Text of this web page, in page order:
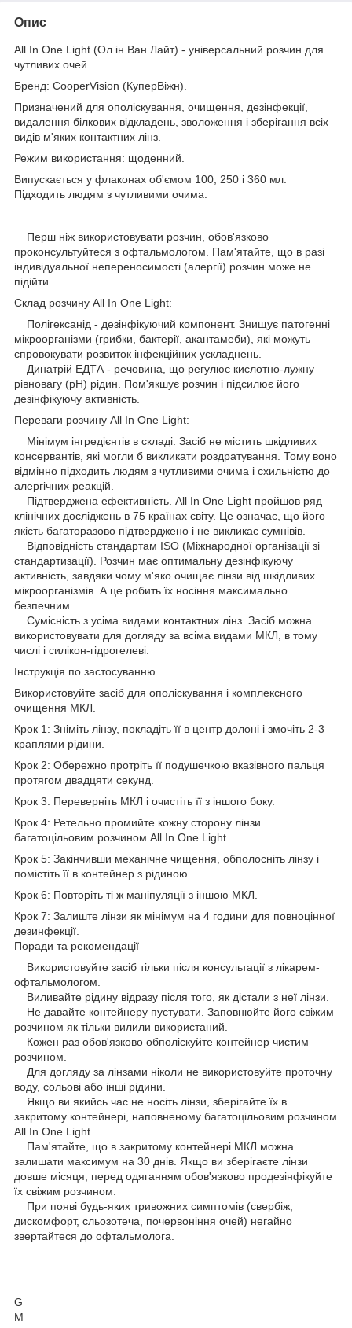
Опис
All In One Light (Ол ін Ван Лайт) - універсальний розчин для
чутливих очей.
Бренд: CooperVision (КуперВіжн).
Призначений для ополіскування, очищення, дезінфекції,
видалення білкових відкладень, зволоження і зберігання всіх
видів м'яких контактних лінз.
Режим використання: щоденний.
Випускається у флаконах об'ємом 100, 250 і 360 мл.
Підходить людям з чутливими очима.
Перш ніж використовувати розчин, обов'язково
проконсультуйтеся з офтальмологом. Пам'ятайте, що в разі
індивідуальної непереносимості (алергії) розчин може не
підійти.
Склад розчину All In One Light:
Полігексанід - дезінфікуючий компонент. Знищує патогенні
мікроорганізми (грибки, бактерії, акантамеби), які можуть
спровокувати розвиток інфекційних ускладнень.
Динатрій ЕДТА - речовина, що регулює кислотно-лужну
рівновагу (pH) рідин. Пом'якшує розчин і підсилює його
дезінфікуючу активність.
Переваги розчину All In One Light:
Мінімум інгредієнтів в складі. Засіб не містить шкідливих
консервантів, які могли б викликати роздратування. Тому воно
відмінно підходить людям з чутливими очима і схильністю до
алергічних реакцій.
Підтверджена ефективність. All In One Light пройшов ряд
клінічних досліджень в 75 країнах світу. Це означає, що його
якість багаторазово підтверджено і не викликає сумнівів.
Відповідність стандартам ISO (Міжнародної організації зі
стандартизації). Розчин має оптимальну дезінфікуючу
активність, завдяки чому м'яко очищає лінзи від шкідливих
мікроорганізмів. А це робить їх носіння максимально
безпечним.
Сумісність з усіма видами контактних лінз. Засіб можна
використовувати для догляду за всіма видами МКЛ, в тому
числі і силікон-гідрогелеві.
Інструкція по застосуванню
Використовуйте засіб для ополіскування і комплексного
очищення МКЛ.
Крок 1: Зніміть лінзу, покладіть її в центр долоні і змочіть 2-3
краплями рідини.
Крок 2: Обережно протріть її подушечкою вказівного пальця
протягом двадцяти секунд.
Крок 3: Переверніть МКЛ і очистіть її з іншого боку.
Крок 4: Ретельно промийте кожну сторону лінзи
багатоцільовим розчином All In One Light.
Крок 5: Закінчивши механічне чищення, обполосніть лінзу і
помістіть її в контейнер з рідиною.
Крок 6: Повторіть ті ж маніпуляції з іншою МКЛ.
Крок 7: Залиште лінзи як мінімум на 4 години для повноцінної
дезинфекції.
Поради та рекомендації
Використовуйте засіб тільки після консультації з лікарем-
офтальмологом.
Виливайте рідину відразу після того, як дістали з неї лінзи.
Не давайте контейнеру пустувати. Заповнюйте його свіжим
розчином як тільки вилили використаний.
Кожен раз обов'язково обполіскуйте контейнер чистим
розчином.
Для догляду за лінзами ніколи не використовуйте проточну
воду, сольові або інші рідини.
Якщо ви якийсь час не носіть лінзи, зберігайте їх в
закритому контейнері, наповненому багатоцільовим розчином
All In One Light.
Пам'ятайте, що в закритому контейнері МКЛ можна
залишати максимум на 30 днів. Якщо ви зберігаєте лінзи
довше місяця, перед одяганням обов'язково продезінфікуйте
їх свіжим розчином.
При появі будь-яких тривожних симптомів (свербіж,
дискомфорт, сльозотеча, почервоніння очей) негайно
звертайтеся до офтальмолога.
G
M